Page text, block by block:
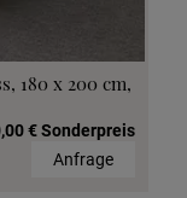
180 x 200 cm,
€ Sonderpreis
Anfrage